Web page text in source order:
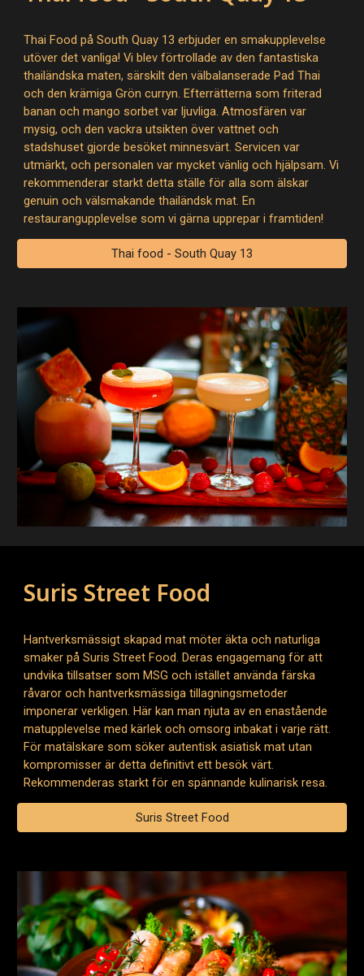
Thai Food på South Quay 13 erbjuder en smakupplevelse
utöver det vanliga! Vi blev förtrollade av den fantastiska
thailändska maten, särskilt den välbalanserade Pad Thai
och den krämiga Grön curryn. Efterrätterna som friterad
banan och mango sorbet var ljuvliga. Atmosfären var
mysig, och den vackra utsikten över vattnet och
stadshuset gjorde besöket minnesvärt. Servicen var
utmärkt, och personalen var mycket vänlig och hjälpsam. Vi
rekommenderar starkt detta ställe för alla som älskar
genuin och välsmakande thailändsk mat. En
restaurangupplevelse som vi gärna upprepar i framtiden!
Thai food - South Quay 13
Suris Street Food
Hantverksmässigt skapad mat möter äkta och naturliga
smaker på Suris Street Food. Deras engagemang för att
undvika tillsatser som MSG och istället använda färska
råvaror och hantverksmässiga tillagningsmetoder
imponerar verkligen. Här kan man njuta av en enastående
matupplevelse med kärlek och omsorg inbakat i varje rätt.
För matälskare som söker autentisk asiatisk mat utan
kompromisser är detta definitivt ett besök värt.
Rekommenderas starkt för en spännande kulinarisk resa.
Suris Street Food